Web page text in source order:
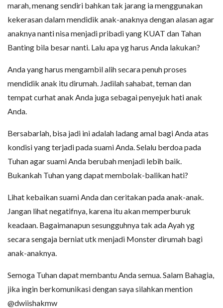
marah, menang sendiri bahkan tak jarang ia menggunakan
kekerasan dalam mendidik anak-anaknya dengan alasan agar
anaknya nanti nisa menjadi pribadi yang KUAT dan Tahan
Banting bila besar nanti. Lalu apa yg harus Anda lakukan?
Anda yang harus mengambil alih secara penuh proses
mendidik anak itu dirumah. Jadilah sahabat, teman dan
tempat curhat anak Anda juga sebagai penyejuk hati anak
Anda.
Bersabarlah, bisa jadi ini adalah ladang amal bagi Anda atas
kondisi yang terjadi pada suami Anda. Selalu berdoa pada
Tuhan agar suami Anda berubah menjadi lebih baik.
Bukankah Tuhan yang dapat membolak-balikan hati?
Lihat kebaikan suami Anda dan ceritakan pada anak-anak.
Jangan lihat negatifnya, karena itu akan memperburuk
keadaan. Bagaimanapun sesungguhnya tak ada Ayah yg
secara sengaja berniat utk menjadi Monster dirumah bagi
anak-anaknya.
Semoga Tuhan dapat membantu Anda semua. Salam Bahagia,
jika ingin berkomunikasi dengan saya silahkan mention
@dwiishakmw